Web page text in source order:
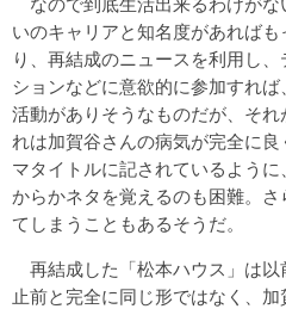
いのキャリアと知名度があれば
り、再結成のニュースを利用し
ションなどに意欲的に参加すれ
活動がありそうなものだが、そ
れは加賀谷さんの病気が完全に
マタイトルに記されているよう
からかネタを覚えるのも困難。
てしまうこともあるそうだ。
再結成した「松本ハウス」は以
止前と完全に同じ形ではなく、